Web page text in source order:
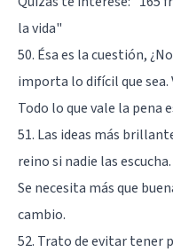
la vida"
50. Ésa es la cuestión,
importa lo difícil que sea.
Todo lo que vale la pena
51. Las ideas más
reino si nadie las escucha.
Se necesita más que
cambio.
52. Trato de evitar tener